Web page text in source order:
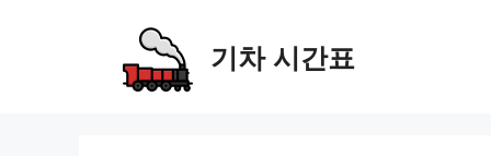
기차 시간표